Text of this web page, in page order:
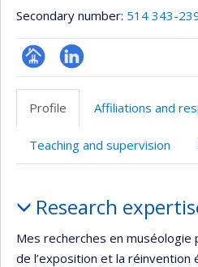
Secondary number: 514 343-
Page
professionnelle
LinkedIn
Profile
Affiliations and
Teaching and supervision
Research
Mes recherches en
de l’exposition et la réinvention